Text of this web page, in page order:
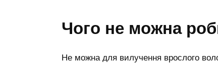
Чого не можна
Не можна для вилучення врослого